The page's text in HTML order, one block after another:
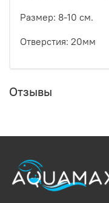
Размер: 8-10 см.
Отверстия: 20мм
Отзывы